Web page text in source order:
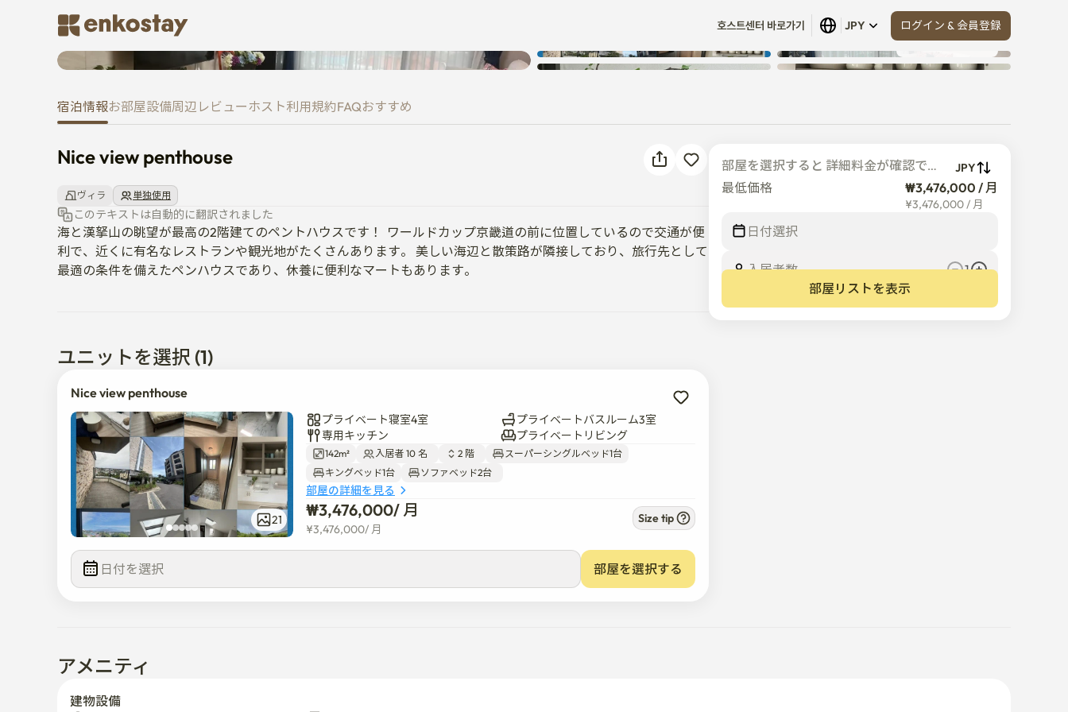
호스트센터 바로가기 JPY ログイン & 会員登録
Nice view penthouse
すべて見る (27)
宿泊情報お部屋設備周辺 レビュー ホスト利用規約FAQおすすめ
Nice view penthouse
ヴィラ 単独使用
このテキストは自動的に翻訳されました
海と漢拏山の眺望が最高の2階建てのペントハウスです！  ワールドカップ京畿道の前に位置しているので交通が便
利で、近くに有名なレストランや観光地がたくさんあります。 美しい海辺と散策路が隣接しており、旅行先として
最適の条件を備えたペンハウスであり、休養に便利なマートもあります。
ユニットを選択 (1)
Nice view penthouse
21
プライベート寝室4室
プライベートバスルーム3室
専用キッチン
プライベートリビング
142m² 入居者 10 名 2 階
スーパーシングルベッド1台
キングベッド1台
ソファベッド2台
部屋の詳細を見る
₩3,476,000/ 月
¥3,476,000/ 月
Size tip
部屋を選択する
部屋を選択すると 詳細料金が確認でき
ます
JPY
最低価格 ₩3,476,000 / 月
¥3,476,000/ 月
日付選択
入居者数
1
部屋リストを表示
アメニティ
建物設備